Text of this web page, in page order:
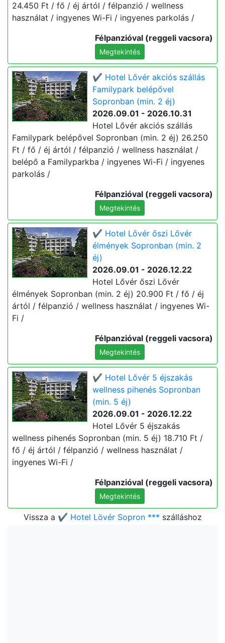
24.450 Ft / fő / éj ártól / félpanzió / wellness
használat / ingyenes Wi-Fi / ingyenes parkolás /
Félpanzióval (reggeli vacsora)
Megtekintés
✔️ Hotel Lővér akciós szállás
Familypark belépővel
Sopronban (min. 2 éj)
2026.09.01 - 2026.10.31
Hotel Lővér akciós szállás
Familypark belépővel Sopronban (min. 2 éj) 26.250
Ft / fő / éj ártól / félpanzió / wellness használat /
belépő a Familyparkba / ingyenes Wi-Fi / ingyenes
parkolás /
Félpanzióval (reggeli vacsora)
Megtekintés
✔️ Hotel Lővér őszi Lővér
élmények Sopronban (min. 2
éj)
2026.09.01 - 2026.12.22
Hotel Lővér őszi Lővér
élmények Sopronban (min. 2 éj) 20.900 Ft / fő / éj
ártól / félpanzió / wellness használat / ingyenes Wi-
Fi /
Félpanzióval (reggeli vacsora)
Megtekintés
✔️ Hotel Lővér 5 éjszakás
wellness pihenés Sopronban
(min. 5 éj)
2026.09.01 - 2026.12.22
Hotel Lővér 5 éjszakás
wellness pihenés Sopronban (min. 5 éj) 18.710 Ft /
fő / éj ártól / félpanzió / wellness használat /
ingyenes Wi-Fi /
Félpanzióval (reggeli vacsora)
Megtekintés
Vissza a ✔️ Hotel Lövér Sopron *** szálláshoz